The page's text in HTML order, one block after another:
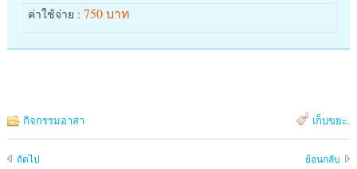
ค่าใช้จ่าย : 750 บาท
กิจกรรมอาสา เก็บขยะ.
ถัดไป ย้อนกลับ